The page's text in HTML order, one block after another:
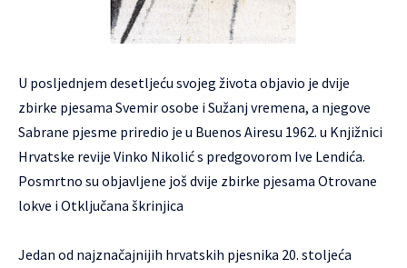
U posljednjem desetljeću svojeg života objavio je dvije
zbirke pjesama Svemir osobe i Sužanj vremena, a njegove
Sabrane pjesme priredio je u Buenos Airesu 1962. u Knjižnici
Hrvatske revije Vinko Nikolić s predgovorom Ive Lendića.
Posmrtno su objavljene još dvije zbirke pjesama Otrovane
lokve i Otključana škrinjica
Jedan od najznačajnijih hrvatskih pjesnika 20. stoljeća